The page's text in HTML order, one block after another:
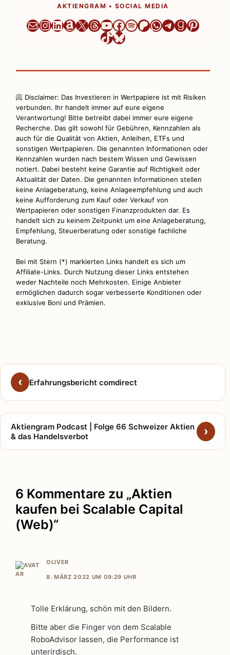
AKTIENGRAM • SOCIAL MEDIA
Newsletter
Instagram
LinkedIn
Amazon
X Threads
YouTube
Facebook
Spotify
Patreon
WhatsApp
Telegram
TikTok
Bluesky
📀 Disclaimer: Das Investieren in Wertpapiere ist mit Risiken
verbunden. Ihr handelt immer auf eure eigene
Verantwortung! Bitte betreibt dabei immer eure eigene
Recherche. Das gilt sowohl für Gebühren, Kennzahlen als
auch für die Qualität von Aktien, Anleihen, ETFs und
sonstigen Wertpapieren. Die genannten Informationen oder
Kennzahlen wurden nach bestem Wissen und Gewissen
notiert. Dabei besteht keine Garantie auf Richtigkeit oder
Aktualität der Daten. Die genannten Informationen stellen
keine Anlageberatung, keine Anlageempfehlung und auch
keine Aufforderung zum Kauf oder Verkauf von
Wertpapieren oder sonstigen Finanzprodukten dar. Es
handelt sich zu keinem Zeitpunkt um eine Anlageberatung,
Empfehlung, Steuerberatung oder sonstige fachliche
Beratung.
Bei mit Stern (*) markierten Links handelt es sich um
Affiliate-Links. Durch Nutzung dieser Links entstehen
weder Nachteile noch Mehrkosten. Einige Anbieter
ermöglichen dadurch sogar verbesserte Konditionen oder
exklusive Boni und Prämien.
Erfahrungsbericht comdirect
Aktiengram Podcast | Folge 66 Schweizer Aktien
& das Handelsverbot
6 Kommentare zu „Aktien
kaufen bei Scalable Capital
(Web)“
OLIVER
8. MÄRZ 2022 UM 09:29 UHR
Tolle Erklärung, schön mit den Bildern.
Bitte aber die Finger von dem Scalable
RoboAdvisor lassen, die Performance ist
unterirdisch.